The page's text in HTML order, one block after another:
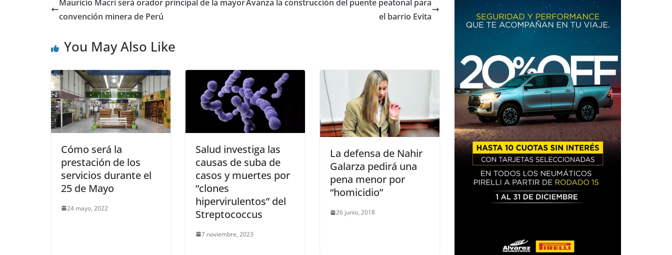
Mauricio Macri será orador principal de la mayor
convención minera de Perú
Avanza la construcción del puente peatonal para
el barrio Evita
You May Also Like
Cómo será la
prestación de los
servicios durante el
25 de Mayo
24 mayo, 2022
Salud investiga las
causas de suba de
casos y muertes por
“clones
hipervirulentos” del
Streptococcus
7 noviembre, 2023
La defensa de Nahir
Galarza pedirá una
pena menor por
“homicidio”
26 junio, 2018